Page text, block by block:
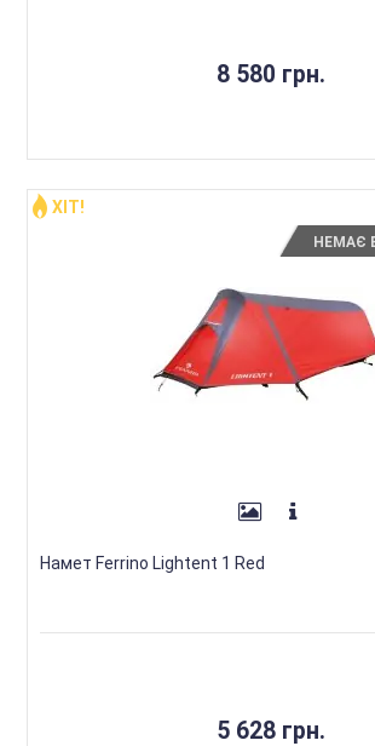
8 580 грн.
НЕМАЄ
ХІТ!
Намет Ferrino Lightent 1 Red
5 628 грн.